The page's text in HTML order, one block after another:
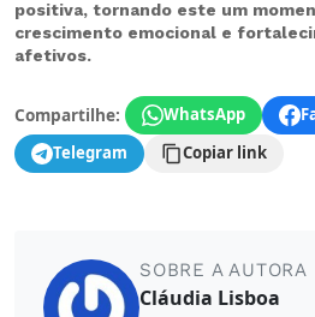
positiva, tornando este um
crescimento emocional e
afetivos.
Compartilhe: WhatsApp
Telegram
Copiar link
SOBRE A AUTORA
Cláudia Lisboa